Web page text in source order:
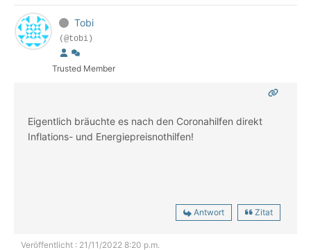
Tobi
(@tobi)
Trusted Member
Eigentlich bräuchte es nach den Coronahilfen direkt
Inflations- und Energiepreisnothilfen!
Antwort Zitat
Veröffentlicht : 21/11/2022 8:20 p.m.